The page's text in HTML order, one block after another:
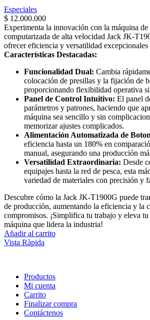
Especiales
$ 12.000.000
Experimenta la innovación con la máquina de
computarizada de alta velocidad Jack JK-
ofrecer eficiencia y versatilidad
Características Destacadas:
Funcionalidad Dual: Cambia
colocación de presillas y la fijación de
proporcionando flexibilidad operativa
Panel de Control Intuitivo: El panel
parámetros y patrones, haciendo que
máquina sea sencillo y sin
memorizar ajustes complicados.
Alimentación Automatizada de
eficiencia hasta un 180% en
manual, asegurando una producción
Versatilidad Extraordinaria: Desde
equipajes hasta la red de pesca, esta
variedad de materiales con precisión y
Descubre cómo la Jack JK-T1900G puede
de producción, aumentando la eficiencia y la
compromisos. ¡Simplifica tu trabajo y eleva
máquina que lidera la industria!
Añadir al carrito
Vista Ràpida
Productos
Mi cuenta
Carrito
Finalizar compra
Contáctenos